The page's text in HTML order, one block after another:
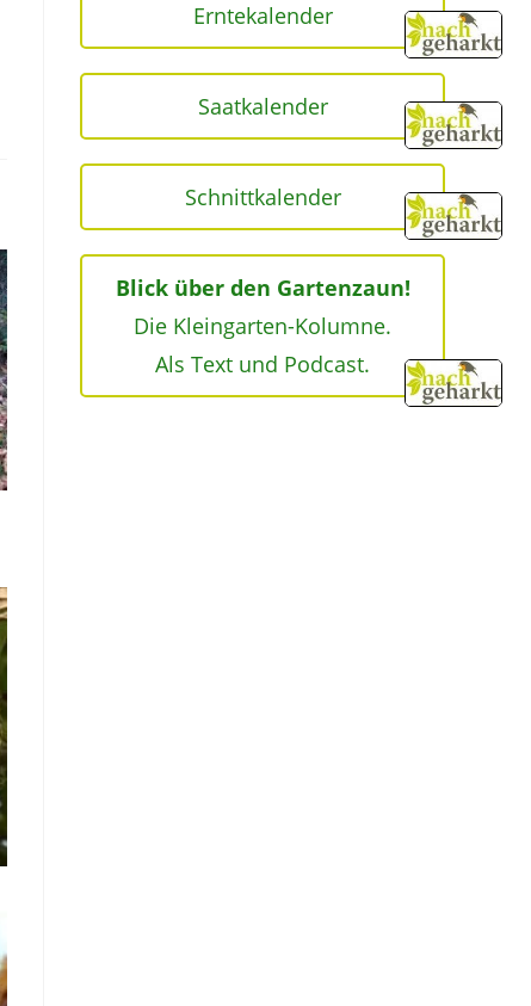
Erntekalender
Saatkalender
Schnittkalender
Blick über den Gartenzaun!
Die Kleingarten-Kolumne.
Als Text und Podcast.